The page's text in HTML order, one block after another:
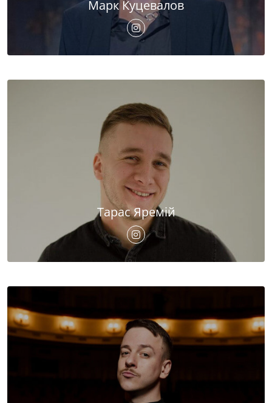
Марк Куцевалов
Тарас Яремій